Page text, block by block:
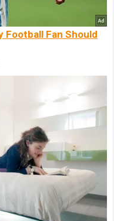
Football Fan Should